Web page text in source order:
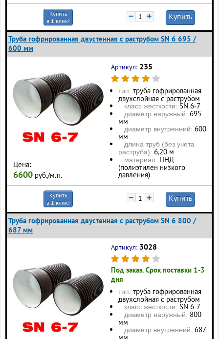
Купить
в 1 клик!
− + Купить
Труба гофрированная двустенная с раструбом SN 6 695 /
600 мм
Цена:
6600 руб./м.п.
Артикул: 235
тип: труба гофрированная
двухслойная с раструбом
класс жесткости: SN 6-7
диаметр наружный: 695
мм
диаметр внутренний: 600
мм
длина труб (без учета
раструба): 6,20 м
материал: ПНД
(полиэтилен низкого
давления)
Купить
в 1 клик!
− + Купить
Труба гофрированная двустенная с раструбом SN 6 800 /
687 мм
Артикул: 3028
Под заказ. Срок поставки 1-3
дня
тип: труба гофрированная
двухслойная с раструбом
класс жесткости: SN 6-7
диаметр наружный: 800
мм
диаметр внутренний: 687
мм